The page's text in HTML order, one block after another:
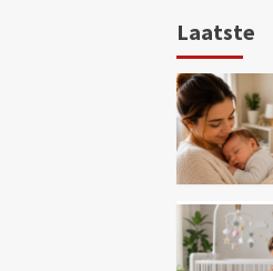
Laatste